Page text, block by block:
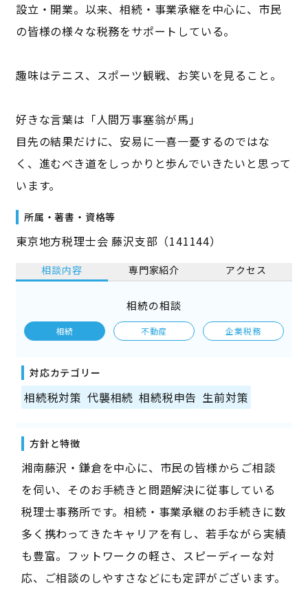
設立・開業。以来、相続・事業承継を中心に、市民
の皆様の様々な税務をサポートしている。
趣味はテニス、スポーツ観戦、お笑いを見ること。
好きな言葉は「人間万事塞翁が馬」
目先の結果だけに、安易に一喜一憂するのではな
く、進むべき道をしっかりと歩んでいきたいと思って
います。
所属・著書・資格等
東京地方税理士会 藤沢支部（141144）
相談内容 専門家紹介 アクセス
相続の相談
相続 不動産 企業税務
対応カテゴリー
相続税対策 代襲相続 相続税申告 生前対策
方針と特徴
湘南藤沢・鎌倉を中心に、市民の皆様からご相談
を伺い、そのお手続きと問題解決に従事している
税理士事務所です。相続・事業承継のお手続きに数
多く携わってきたキャリアを有し、若手ながら実績
も豊富。フットワークの軽さ、スピーディーな対
応、ご相談のしやすさなどにも定評がございます。